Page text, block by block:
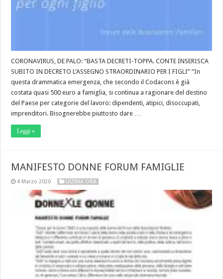
CORONAVIRUS, DE PALO: “BASTA DECRETI-TOPPA. CONTE INSERISCA
SUBITO IN DECRETO L’ASSEGNO STRAORDINARIO PER I FIGLI” “In
questa drammatica emergenza, che secondo il Codacons è già
costata quasi 500 euro a famiglia, si continua a ragionare del destino
del Paese per categorie del lavoro: dipendenti, atipici, disoccupati,
imprenditori. Bisognerebbe piuttosto dare …
Leggi »
MANIFESTO DONNE FORUM FAMIGLIE
4 Marzo 2020 ULTIMA ORA